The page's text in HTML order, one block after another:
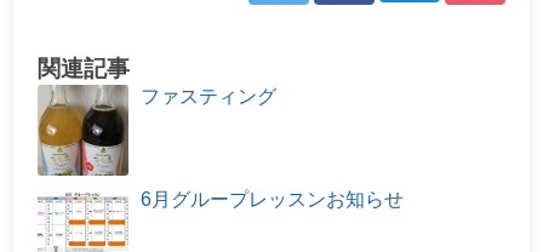
関連記事
ファスティング
6月グループレッスンお知らせ